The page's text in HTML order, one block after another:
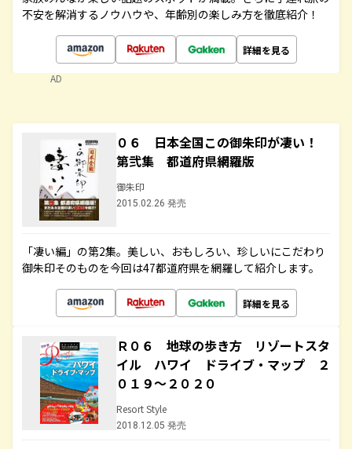
不安を解消するノウハウや、年齢別の楽しみ方を徹底紹介！
詳細を見る
AD
０６ 日本全国この御朱印が凄い！
第弐集 都道府県網羅版
御朱印
2015.02.26 発売
「凄い編」の第2集。美しい、おもしろい、珍しいにこだわり
御朱印そのものを今回は47都道府県を網羅して紹介します。
詳細を見る
Ｒ０６ 地球の歩き方 リゾートスタ
イル ハワイ ドライブ・マップ ２
０１９～２０２０
Resort Style
2018.12.05 発売